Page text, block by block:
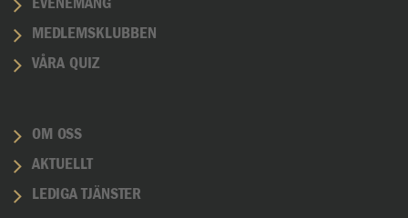
EVENEMANG
MEDLEMSKLUBBEN
VÅRA QUIZ
OM OSS
AKTUELLT
LEDIGA TJÄNSTER